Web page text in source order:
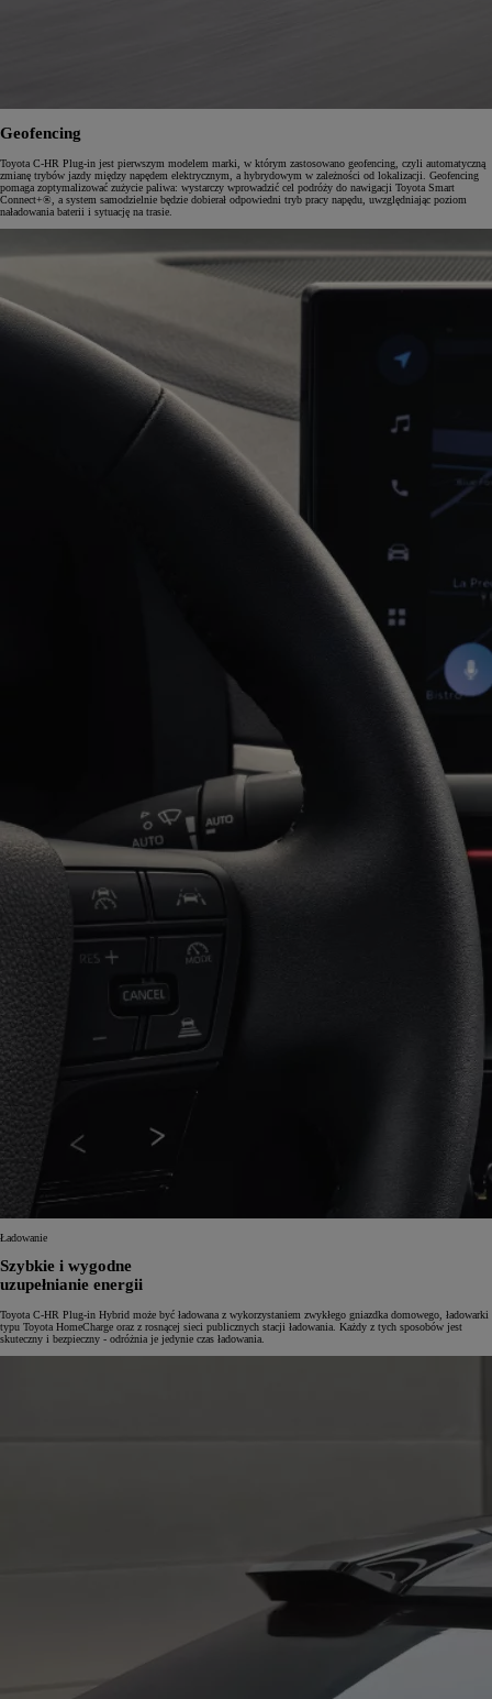
Geofencing
Toyota C-HR Plug-in jest pierwszym modelem marki, w którym zastosowano geofencing, czyli automatyczną
zmianę trybów jazdy między napędem elektrycznym, a hybrydowym w zależności od lokalizacji. Geofencing
pomaga zoptymalizować zużycie paliwa: wystarczy wprowadzić cel podróży do nawigacji Toyota Smart
Connect+®, a system samodzielnie będzie dobierał odpowiedni tryb pracy napędu, uwzględniając poziom
naładowania baterii i sytuację na trasie.
Ładowanie
Szybkie i wygodne
uzupełnianie energii
Toyota C-HR Plug-in Hybrid może być ładowana z wykorzystaniem zwykłego gniazdka domowego, ładowarki
typu Toyota HomeCharge oraz z rosnącej sieci publicznych stacji ładowania. Każdy z tych sposobów jest
skuteczny i bezpieczny - odróżnia je jedynie czas ładowania.